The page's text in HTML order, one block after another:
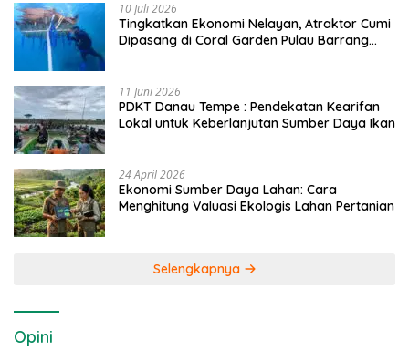
10 Juli 2026
Tingkatkan Ekonomi Nelayan, Atraktor Cumi
Dipasang di Coral Garden Pulau Barrang
11 Juni 2026
PDKT Danau Tempe : Pendekatan Kearifan
Lokal untuk Keberlanjutan Sumber Daya Ikan
24 April 2026
Ekonomi Sumber Daya Lahan: Cara
Menghitung Valuasi Ekologis Lahan Pertanian
Selengkapnya
Opini